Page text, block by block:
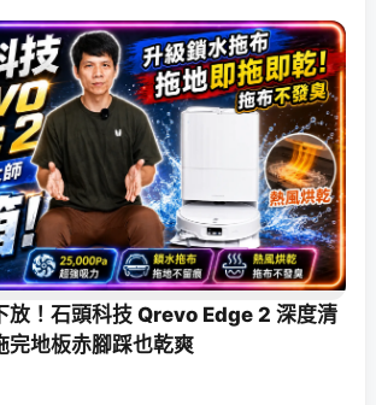
放！石頭科技 Qrevo Edge 2 深度清
完地板赤腳踩也乾爽